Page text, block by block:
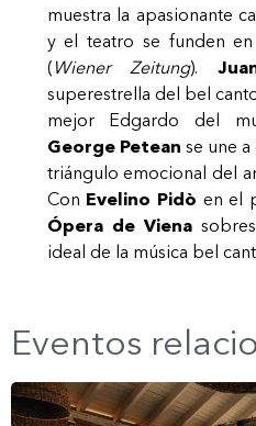
muestra la apasionante
y el teatro se funden en
( Wiener Zeitung).
superestrella del bel
mejor Edgardo del
George Petean se une
triángulo emocional del
Con Evelino Pidò en el
Ópera de Viena
ideal de la música bel
Eventos